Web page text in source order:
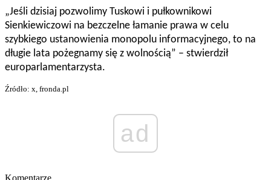
„Jeśli dzisiaj pozwolimy Tuskowi i pułkownikowi
Sienkiewiczowi na bezczelne łamanie prawa w celu
szybkiego ustanowienia monopolu informacyjnego, to na
długie lata pożegnamy się z wolnością” – stwierdził
europarlamentarzysta.
Źródło: x, fronda.pl
ad